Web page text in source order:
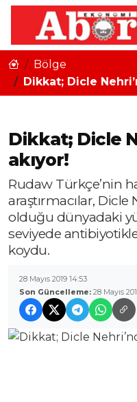
Bölge
Dikkat; Dicle
Dikkat; Dicle
akıyor!
Rudaw Türkçe’nin
araştırmacılar, Dicle
olduğu dünyadaki
seviyede
koydu.
28 Mayıs 2019 14:53
Son Güncelleme: 28 Mayıs